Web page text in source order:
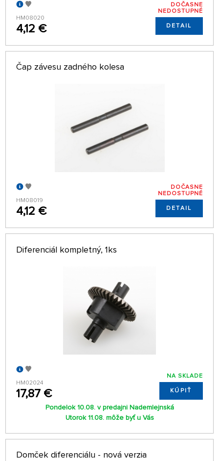
HM08020
4,12 €
DOČASNE
NEDOSTUPNÉ
DETAIL
Čap závesu zadného kolesa
HM08019
4,12 €
DOČASNE
NEDOSTUPNÉ
DETAIL
Diferenciál kompletný, 1ks
HM02024
17,87 €
NA SKLADE
KÚPIŤ
Pondelok 10.08. v predajni Nademlejnská
Utorok 11.08. môže byť u Vás
Domček diferenciálu - nová verzia